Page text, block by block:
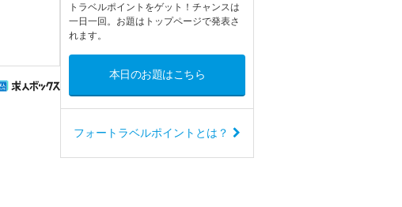
トラベルポイントをゲット！チャンスは
一日一回。お題はトップページで発表さ
れます。
本日のお題はこちら
フォートラベルポイントとは？